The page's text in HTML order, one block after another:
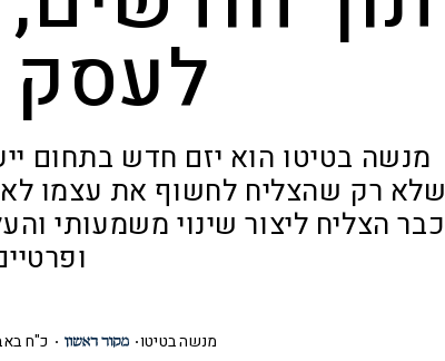
מנשה בטיטו הוא יזם חדש בתחום
שלא רק שהצליח לחשוף את עצמו
כבר הצליח ליצור שינוי משמעותי
מנשה בטיטו כ"ח